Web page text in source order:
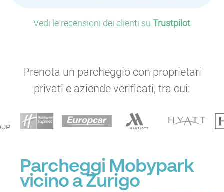
Vedi le recensioni dei clienti su Trustpilot
Prenota un parcheggio con proprietari
privati e aziende verificati, tra cui:
Parcheggi Mobypark
vicino a Zurigo